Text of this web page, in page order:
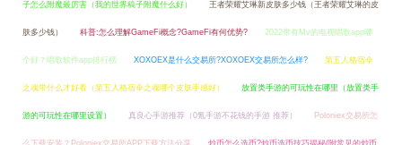
子怎么附魔最厉害（我的世界稿子附魔什么好） 王者荣耀艾琳新皮肤多少钱（王者荣耀艾琳的皮
肤多少钱） 科普:怎么理解GameFi概念?GameFi有何优势? 2022带有Mv的电视唱歌app哪
个好？唱歌软件app排行榜 XOXOEX是什么交易所?XOXOEX交易所怎么样? 第五人格宿伞
之魂带什么才好看（第五人格宿伞之魂哪个皮肤手感好） 放置类手游的可玩性在哪里（放置类手
游的可玩性在哪里设置） 真良心手游推荐（0氪手游不花钱的手游 推荐） Poloniex交易所怎
么下载安装？Poloniex交易所APP下载方法分享 炒币怎么选币?炒币选币技巧揭秘(附常见的炒币